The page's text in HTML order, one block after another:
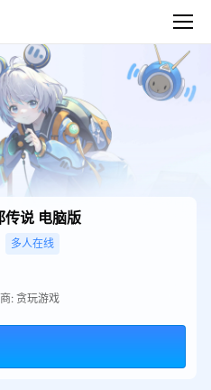
传说 电脑版
多人在线
: 贪玩游戏